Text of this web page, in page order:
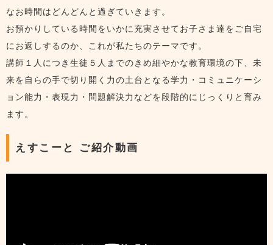
なお時間はどんどんと過ぎていきます。
お預かりしている時間をいかに充実させてお子さま達をご自宅
にお返しするのか、これが私たちのテーマです。
講師１人につき生徒５人までのきめ細やかな教育環境の下、未
来を自らの手で切り開く力の土台となる学力・コミュニケーシ
ョン能力・表現力・問題解決力などを段階的にじっくりと育み
ます。
えすこーと ご紹介動画